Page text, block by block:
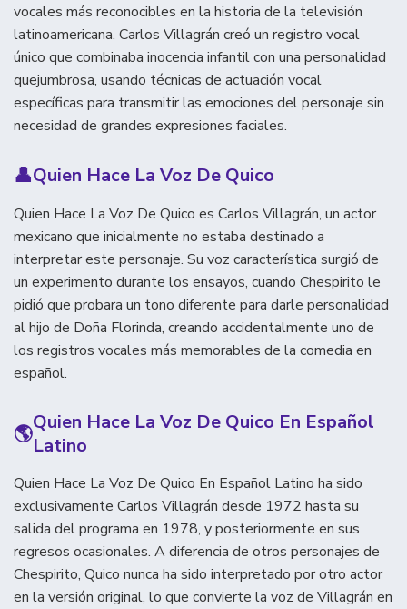
vocales más reconocibles en la historia de la televisión
latinoamericana. Carlos Villagrán creó un registro vocal
único que combinaba inocencia infantil con una personalidad
quejumbrosa, usando técnicas de actuación vocal
específicas para transmitir las emociones del personaje sin
necesidad de grandes expresiones faciales.
👤Quien Hace La Voz De Quico
Quien Hace La Voz De Quico es Carlos Villagrán, un actor
mexicano que inicialmente no estaba destinado a
interpretar este personaje. Su voz característica surgió de
un experimento durante los ensayos, cuando Chespirito le
pidió que probara un tono diferente para darle personalidad
al hijo de Doña Florinda, creando accidentalmente uno de
los registros vocales más memorables de la comedia en
español.
🌎Quien Hace La Voz De Quico En Español
Latino
Quien Hace La Voz De Quico En Español Latino ha sido
exclusivamente Carlos Villagrán desde 1972 hasta su
salida del programa en 1978, y posteriormente en sus
regresos ocasionales. A diferencia de otros personajes de
Chespirito, Quico nunca ha sido interpretado por otro actor
en la versión original, lo que convierte la voz de Villagrán en